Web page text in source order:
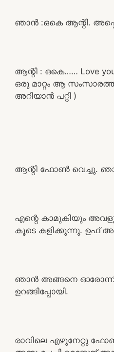
ഞാൻ :ഒകെ ആന്റി.
ആന്റി : ഒകെ…… Love
ഒരു മാറ്റം ആ
അറിയാൻ പറ്റി )
ആന്റി ഫോൺ വെച്ചു.
എന്റെ കാമുകിയും
കൂടെ കളിക്കുന്നു. ഉഫ്
ഞാൻ അങ്ങനെ
ഉറങ്ങിപ്പോയി.
രാവിലെ എഴുനേറ്റു